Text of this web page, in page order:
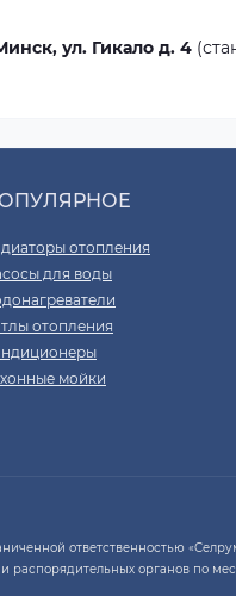
ул. Гикало д. 4
отопления
для воды
отопления
мойки
ответственностью
распорядительных органов по